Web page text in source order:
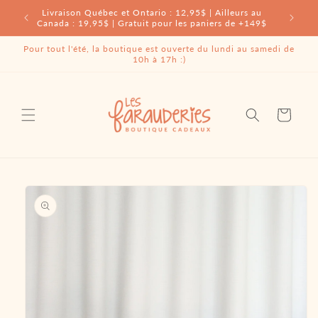
passerLivraison Québec et Ontario : 12,95$ | Ailleurs au
Canada : 19,95$ | Gratuit pour les paniers de +149$
Pour tout l'été, la boutique est ouverte du lundi au samedi de
10h à 17h :)
Panier
informations
produits